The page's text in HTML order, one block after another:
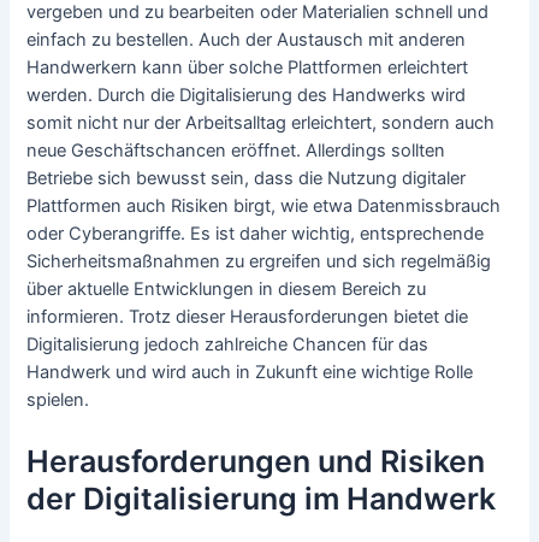
vergeben und zu bearbeiten oder Materialien schnell und
einfach zu bestellen. Auch der Austausch mit anderen
Handwerkern kann über solche Plattformen erleichtert
werden. Durch die Digitalisierung des Handwerks wird
somit nicht nur der Arbeitsalltag erleichtert, sondern auch
neue Geschäftschancen eröffnet. Allerdings sollten
Betriebe sich bewusst sein, dass die Nutzung digitaler
Plattformen auch Risiken birgt, wie etwa Datenmissbrauch
oder Cyberangriffe. Es ist daher wichtig, entsprechende
Sicherheitsmaßnahmen zu ergreifen und sich regelmäßig
über aktuelle Entwicklungen in diesem Bereich zu
informieren. Trotz dieser Herausforderungen bietet die
Digitalisierung jedoch zahlreiche Chancen für das
Handwerk und wird auch in Zukunft eine wichtige Rolle
spielen.
Herausforderungen und Risiken
der Digitalisierung im Handwerk